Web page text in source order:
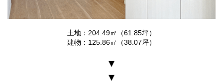
土地：204.49㎡（61.85坪）
建物：125.86㎡（38.07坪）
▾
▾